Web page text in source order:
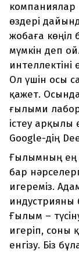
компаниялар
өздері
жобаға көңіл
мүмкін деп
Ол үшін осы
қажет.
ғылыми
істеу
Google-дің
Ғылымның ең
бар
игереміз.
индустрияны
Ғылым –
игеріп, соны
енгізу. Біз